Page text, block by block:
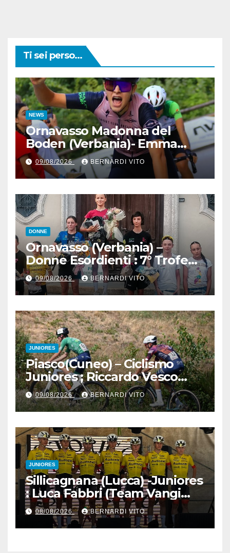
Ti sei perso...
NEWS
Ornavasso Madonna del
Boden (Verbania)- Emma
Cocca per la rivincita su
Firenze, Elisa Paiusco
Sansottera per la riconferma
tra le migliori Donne Allieve
09/08/2026 BERNARDI VITO
DONNE
Ornavasso (Verbania) –
Donne Esordienti : 7° Trofeo
Santuario Madonna del
Boden, Aurora Cerame e
Martina Zavattero le neo
campionesse regionali FCI
Piemonte
09/08/2026 BERNARDI VITO
JUNIORES
Piasco(Cuneo) – Ciclismo
Juniores ; Riccardo Vesco
(Guerrini-Senaghese) al
fotofinish su Gugnino (UC
Piasco) e Jedrysek (SC
Fagnano Nuova)
09/08/2026 BERNARDI VITO
JUNIORES
Sillicagnana (Lucca) -Juniores
: Luca Fabbri (Team Vangi
Tommasini) vince il “Gran
Premio Garfagnana –
Memorial Gino Bartali”
08/08/2026 BERNARDI VITO